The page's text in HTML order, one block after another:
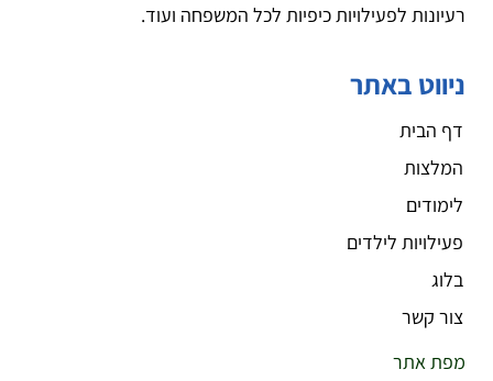
רעיונות לפעילויות כיפיות לכל המשפחה ועוד.
ניווט באתר
דף הבית
המלצות
לימודים
פעילויות לילדים
בלוג
צור קשר
מפת אתר